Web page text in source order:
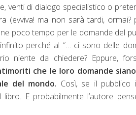
venti di dialogo specialistico o
(evviva! ma non sarà tardi, ormai?
poco tempo per le domande del
perché al “… ci sono delle
niente da chiedere? Eppure,
che le loro domande
del mondo. Così, se il
libro. E probabilmente l’autore